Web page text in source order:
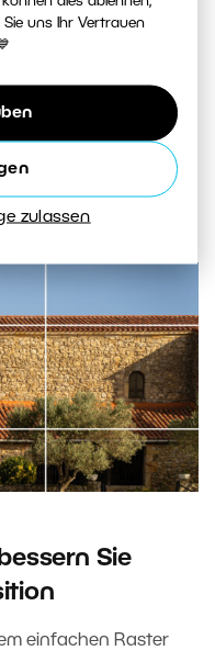
uns Ihr Vertrauen
zulassen
Toskana über
kroatischen Küste.
auf der Suche nach
Landleben
Sie
einfachen Raster